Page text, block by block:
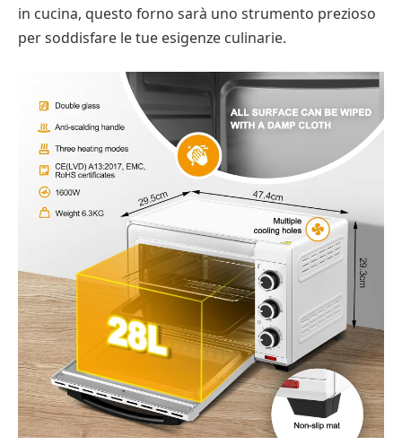
in cucina, questo forno sarà uno strumento prezioso
per soddisfare le tue esigenze culinarie.